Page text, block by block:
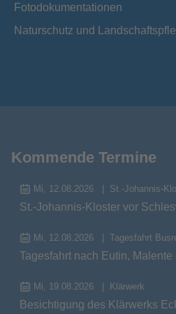
Fotodokumentationen
Naturschutz und
Kommende Termine
Mi, 12.08.2026 St.-Johannis-
St.-Johannis-Kloster vor
Mi, 12.08.2026 Tagesfahrt
Tagesfahrt nach Eutin,
Mi, 19.08.2026 Klärwerk
Besichtigung des Klärwerks